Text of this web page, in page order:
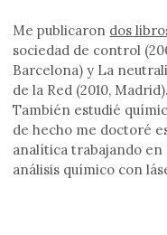
Me publicaron dos
sociedad de control
Barcelona) y La
de la Red (2010, Madrid).
También estudié
de hecho me doctoré
analítica trabajando
análisis químico con